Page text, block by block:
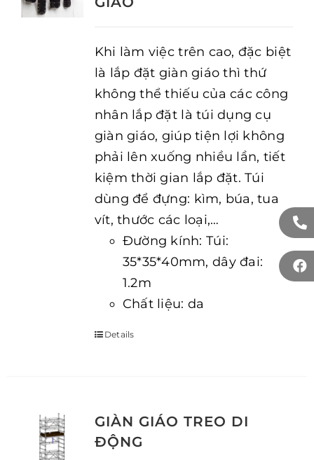
Khi làm việc trên cao, đặc biệt
là lắp đặt giàn giáo thì thứ
không thể thiếu của các công
nhân lắp đặt là túi dụng cụ
giàn giáo, giúp tiện lợi không
phải lên xuống nhiều lần, tiết
kiệm thời gian lắp đặt. Túi
dùng để đựng: kìm, búa, tua
vít, thước các loại,…
Đường kính: Túi:
35*35*40mm, dây đai:
1.2m
Chất liệu: da
Details
GIÀN GIÁO TREO DI
ĐỘNG